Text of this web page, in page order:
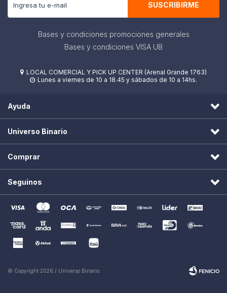
SUSCRIBIRME
Bases y condiciones promociones generales
Bases y condiciones VISA UB
 LOCAL COMERCIAL Y PICK UP CENTER (Arenal Grande 1763)
 Lunes a viernes de 10 a 18.45 y sábados de 10 a 14hs.
Ayuda
Universo Binario
Comprar
Seguinos
© Copyright 2026 / Universo Binario